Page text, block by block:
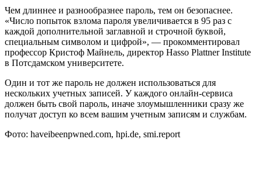
Чем длиннее и разнообразнее пароль, тем он безопаснее.
«Число попыток взлома пароля увеличивается в 95 раз с
каждой дополнительной заглавной и строчной буквой,
специальным символом и цифрой», — прокомментировал
профессор Кристоф Майнель, директор Hasso Plattner Institute
в Потсдамском университете.
Один и тот же пароль не должен использоваться для
нескольких учетных записей. У каждого онлайн-сервиса
должен быть свой пароль, иначе злоумышленники сразу же
получат доступ ко всем вашим учетным записям и службам.
Фото: haveibeenpwned.com, hpi.de, smi.report